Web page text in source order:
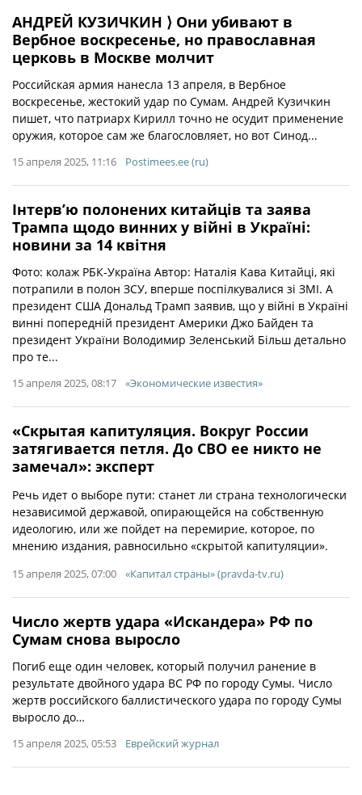
АНДРЕЙ КУЗИЧКИН ⟩ Они убивают в
Вербное воскресенье, но православная
церковь в Москве молчит
Российская армия нанесла 13 апреля, в Вербное
воскресенье, жестокий удар по Сумам. Андрей Кузичкин
пишет, что патриарх Кирилл точно не осудит применение
оружия, которое сам же благословляет, но вот Синод...
15 апреля 2025, 11:16 Postimees.ee (ru)
Інтерв’ю полонених китайців та заява
Трампа щодо винних у війні в Україні:
новини за 14 квітня
Фото: колаж РБК-Україна Автор: Наталія Кава Китайці, які
потрапили в полон ЗСУ, вперше поспілкувалися зі ЗМІ. А
президент США Дональд Трамп заявив, що у війні в Україні
винні попередній президент Америки Джо Байден та
президент України Володимир Зеленський Більш детально
про те...
15 апреля 2025, 08:17 «Экономические известия»
«Скрытая капитуляция. Вокруг России
затягивается петля. До СВО ее никто не
замечал»: эксперт
Речь идет о выборе пути: станет ли страна технологически
независимой державой, опирающейся на собственную
идеологию, или же пойдет на перемирие, которое, по
мнению издания, равносильно «скрытой капитуляции».
15 апреля 2025, 07:00 «Капитал страны» (pravda-tv.ru)
​Число жертв удара «Искандера» РФ по
Сумам снова выросло
Погиб еще один человек, который получил ранение в
результате двойного удара ВС РФ по городу Сумы. Число
жертв российского баллистического удара по городу Сумы
выросло до…
15 апреля 2025, 05:53 Еврейский журнал